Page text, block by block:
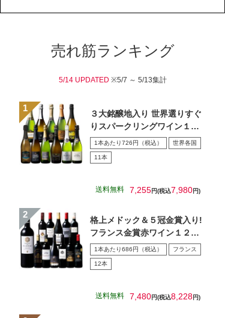
売れ筋ランキング
5/14 UPDATED ※5/7 ～ 5/13集計
３大銘醸地入り 世界選りすぐ
りスパークリングワイン１１
本セット 第４３弾
1本あたり726円（税込） 世界各国
11本
送料無料 7,255円(税込7,980円)
格上メドック＆５冠金賞入り!
フランス金賞赤ワイン１２本
セット 第１０８弾
1本あたり686円（税込） フランス
12本
送料無料 7,480円(税込8,228円)